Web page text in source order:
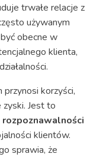
trwałe relacje z
używanym
obecne w
klienta,
korzyści,
Jest to
klientów.
sprawia, że